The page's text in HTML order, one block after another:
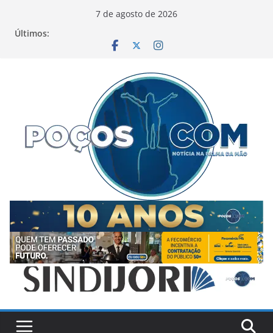
7 de agosto de 2026
Últimos: